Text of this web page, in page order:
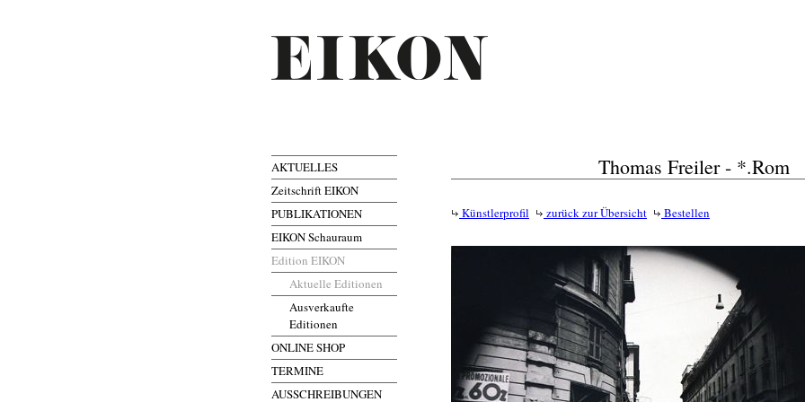
AKTUELLES
Zeitschrift EIKON
PUBLIKATIONEN
EIKON Schauraum
Edition EIKON
Aktuelle Editionen
Ausverkaufte
Editionen
ONLINE SHOP
TERMINE
AUSSCHREIBUNGEN
Thomas Freiler - *.Rom
Künstlerprofil zurück zur Übersicht Bestellen